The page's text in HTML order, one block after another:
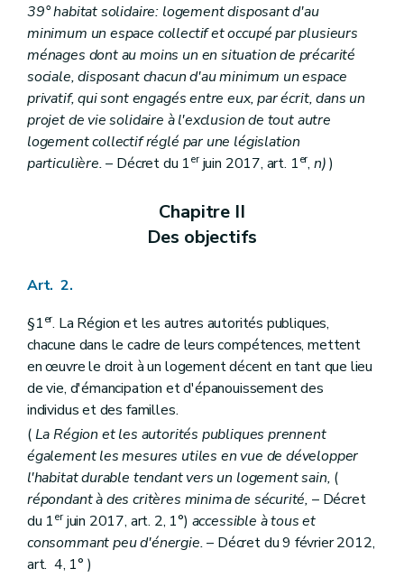
39° habitat solidaire: logement disposant d'au
minimum un espace collectif et occupé par plusieurs
ménages dont au moins un en situation de précarité
sociale, disposant chacun d'au minimum un espace
privatif, qui sont engagés entre eux, par écrit, dans un
projet de vie solidaire à l'exclusion de tout autre
logement collectif réglé par une législation
particulière.– Décret du 1erjuin 2017, art. 1er, n))
Chapitre II
Des objectifs
Art. 2.
§1er. La Région et les autres autorités publiques,
chacune dans le cadre de leurs compétences, mettent
en œuvre le droit à un logement décent en tant que lieu
de vie, d'émancipation et d'épanouissement des
individus et des familles.
(La Région et les autorités publiques prennent
également les mesures utiles en vue de développer
l'habitat durable tendant vers un logement sain, (
répondant à des critères minima de sécurité, – Décret
du 1erjuin 2017, art. 2, 1°) accessible à tous et
consommant peu d'énergie.– Décret du 9 février 2012,
art. 4, 1° )